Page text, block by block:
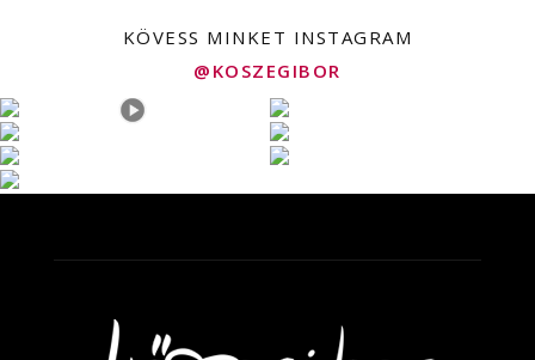
KÖVESS MINKET INSTAGRAM
@KOSZEGIBOR